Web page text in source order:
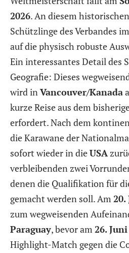
2026. An diesem
Schützlinge des Verbandes
auf die physisch robuste
Ein interessantes Detail des
Geografie: Dieses
wird inVancouver/Kanada
kurze Reise aus dem
erfordert. Nach dem
die Karawane der
sofort wieder in dieUSA
verbleibenden zwei
denen die Qualifikation für
gemacht werden soll. Am 20.
zum wegweisenden
Paraguay, bevor am 26.
Highlight-Match gegen die